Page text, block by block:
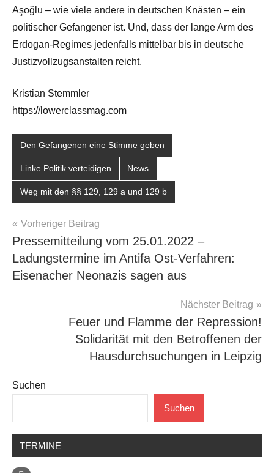
Aşoğlu – wie viele andere in deutschen Knästen – ein
politischer Gefangener ist. Und, dass der lange Arm des
Erdogan-Regimes jedenfalls mittelbar bis in deutsche
Justizvollzugsanstalten reicht.
Kristian Stemmler
https://lowerclassmag.com
Den Gefangenen eine Stimme geben
Linke Politik verteidigen News
Weg mit den §§ 129, 129 a und 129 b
Beitragsnavigation
Vorheriger Beitrag
Pressemitteilung vom 25.01.2022 –
Ladungstermine im Antifa Ost-Verfahren:
Eisenacher Neonazis sagen aus
Nächster Beitrag
Feuer und Flamme der Repression!
Solidarität mit den Betroffenen der
Hausdurchsuchungen in Leipzig
Suchen
Suchen
TERMINE